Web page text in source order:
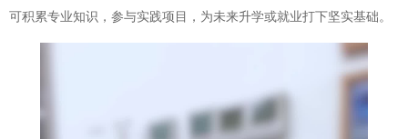
可积累专业知识，参与实践项目，为未来升学或就业打下坚实基础。